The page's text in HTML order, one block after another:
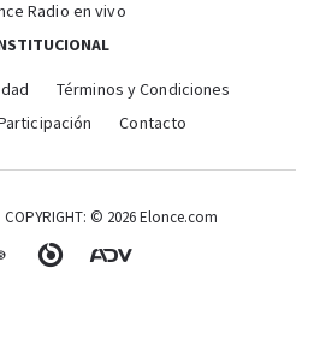
Radio en vivo
Términos y Condiciones
Contacto
© 2026 Elonce.com